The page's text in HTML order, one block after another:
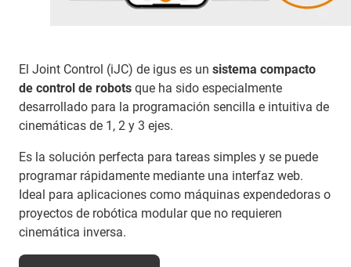
El Joint Control (iJC) de igus es un sistema compacto
de control de robots que ha sido especialmente
desarrollado para la programación sencilla e intuitiva de
cinemáticas de 1, 2 y 3 ejes.
Es la solución perfecta para tareas simples y se puede
programar rápidamente mediante una interfaz web.
Ideal para aplicaciones como máquinas expendedoras o
proyectos de robótica modular que no requieren
cinemática inversa.